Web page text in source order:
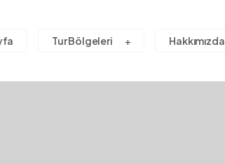
Tur Bölgeleri Hakkımızda